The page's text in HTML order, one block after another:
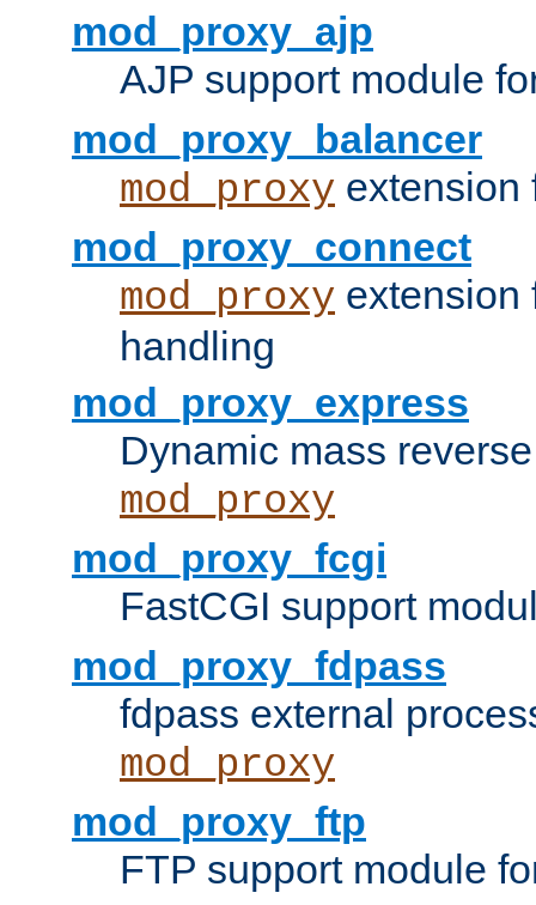
mod_proxy_ajp
AJP support module
mod_proxy_balancer
mod_proxy extension
mod_proxy_connect
mod_proxy
handling
mod_proxy_express
Dynamic mass
mod_proxy
mod_proxy_fcgi
FastCGI support
mod_proxy_fdpass
fdpass external
mod_proxy
mod_proxy_ftp
FTP support module